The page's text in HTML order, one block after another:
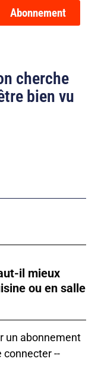
Abonnement
cherche
bien vu
il mieux
ou en salle
un abonnement
connecter--